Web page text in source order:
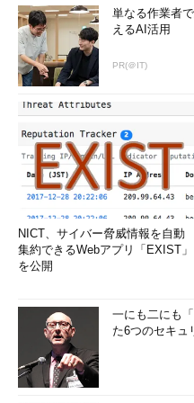
単なる作業者
えるAI活用
PR(＠IT)
NICT、サイバー脅威情報を自動
集約できるWebアプリ「EXIST」
を公開
一にも二にも
た6つのセキュ